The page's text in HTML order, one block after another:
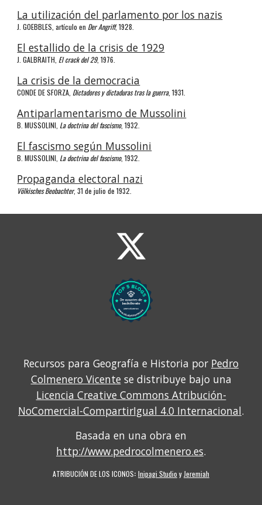
La utilización del parlamento por los nazis
J. GOEBBLES, artículo en Der Angriff, 1928.
El estallido de la crisis de 1929
J. GALBRAITH, El crack del 29, 1976.
La crisis de la democracia
CONDE DE SFORZA, Dictadores y dictaduras tras la guerra, 1931.
Antiparlamentarismo de Mussolini
B. MUSSOLINI, La doctrina del fascismo, 1932.
El fascismo según Mussolini
B. MUSSOLINI, La doctrina del fascismo, 1932.
Propaganda electoral nazi
Völkisches Beobachter, 31 de julio de 1932.
Recursos para Geografía e Historia por Pedro
Colmenero Vicente se distribuye bajo una
Licencia Creative Commons Atribución-
NoComercial-CompartirIgual 4.0 Internacional.
Basada en una obra en
http://www.pedrocolmenero.es.
ATRIBUCIÓN DE LOS ICONOS: Inipagi Studio y Jeremiah